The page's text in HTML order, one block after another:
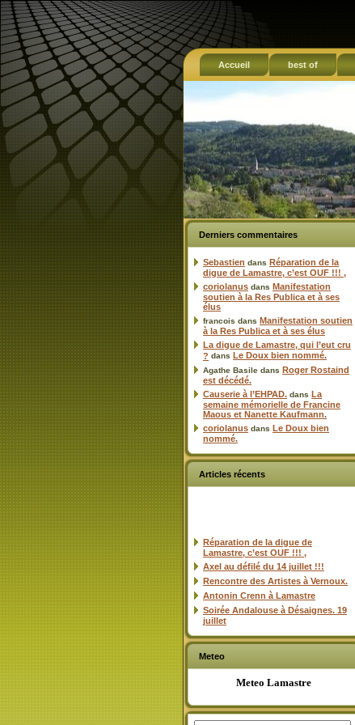
Accueil best of
Derniers commentaires
Sebastien dans Réparation de la
digue de Lamastre, c’est OUF !!! ,
coriolanus dans Manifestation
soutien à la Res Publica et à ses
élus
francois dans Manifestation soutien
à la Res Publica et à ses élus
La digue de Lamastre, qui l’eut cru
? dans Le Doux bien nommé.
Agathe Basile dans Roger Rostaind
est décédé.
Causerie à l’EHPAD. dans La
semaine mémorielle de Francine
Maous et Nanette Kaufmann.
coriolanus dans Le Doux bien
nommé.
Articles récents
Réparation de la digue de
Lamastre, c’est OUF !!! ,
Axel au défilé du 14 juillet !!!
Rencontre des Artistes à Vernoux.
Antonin Crenn à Lamastre
Soirée Andalouse à Désaignes. 19
juillet
Meteo
Meteo Lamastre